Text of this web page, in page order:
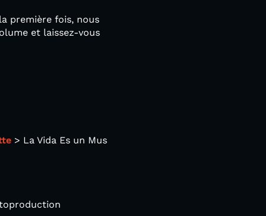
première fois, nous
et laissez-vous
> La Vida Es un Mus